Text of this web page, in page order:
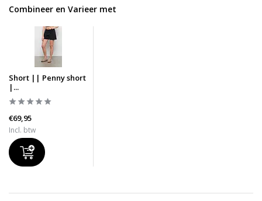
Combineer en Varieer met
Short || Penny short
|...
€69,95
Incl. btw